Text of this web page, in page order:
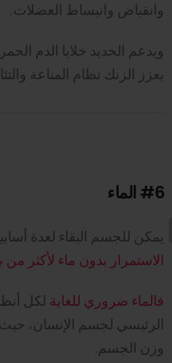
وانقباض وانبساط العضلات.
ويدعم الحديد خلايا الدم
يعزز الزنك نظام المناعة
#6 الماء
يمكن للجسم البقاء لعدة
الاستمرار بدون ماء لأكثر من
فالماء ضروري للغاية لكل
وزن الجسم.